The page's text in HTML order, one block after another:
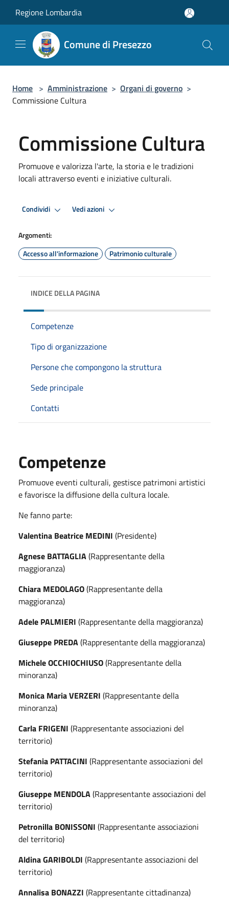
Regione Lombardia
Comune di Presezzo
Home > Amministrazione > Organi di governo >
Commissione Cultura
Commissione Cultura
Promuove e valorizza l'arte, la storia e le tradizioni
locali attraverso eventi e iniziative culturali.
Condividi Vedi azioni
Argomenti:
Accesso all'informazione
Patrimonio culturale
INDICE DELLA PAGINA
Competenze
Tipo di organizzazione
Persone che compongono la struttura
Sede principale
Contatti
Competenze
Promuove eventi culturali, gestisce patrimoni artistici
e favorisce la diffusione della cultura locale.
Ne fanno parte:
Valentina Beatrice MEDINI (Presidente)
Agnese BATTAGLIA(Rappresentante della
maggioranza)
Chiara MEDOLAGO(Rappresentante della
maggioranza)
Adele PALMIERI (Rappresentante della maggioranza)
Giuseppe PREDA(Rappresentante della maggioranza)
Michele OCCHIOCHIUSO(Rappresentante della
minoranza)
Monica Maria VERZERI (Rappresentante della
minoranza)
Carla FRIGENI (Rappresentante associazioni del
territorio)
Stefania PATTACINI (Rappresentante associazioni del
territorio)
Giuseppe MENDOLA(Rappresentante associazioni del
territorio)
Petronilla BONISSONI (Rappresentante associazioni
del territorio)
Aldina GARIBOLDI (Rappresentante associazioni del
territorio)
Annalisa BONAZZI (Rappresentante cittadinanza)